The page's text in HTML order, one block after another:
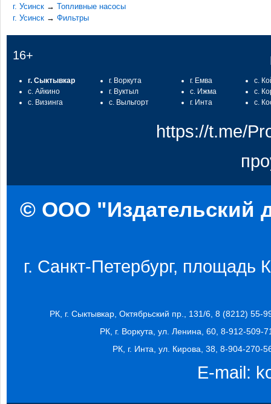
г. Усинск → Топливные насосы
г. Усинск → Фильтры
16+
г. Сыктывкар
с. Айкино
с. Визинга
г. Воркута
г. Вуктыл
с. Выльгорт
г. Емва
с. Ижма
г. Инта
с.
с.
с.
https://t.me/
© ООО "Издательский
г. Санкт-Петербург, площадь
РК, г. Сыктывкар, Октябрьский пр., 131/6, 8 (8212) 55-
РК, г. Воркута, ул. Ленина, 60, 8-912-509-
РК, г. Инта, ул. Кирова, 38, 8-904-270-
E-mail: